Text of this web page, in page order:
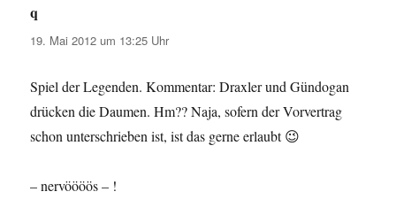
q
19. Mai 2012 um 13:25 Uhr
Spiel der Legenden. Kommentar: Draxler und Gündogan
drücken die Daumen. Hm?? Naja, sofern der Vorvertrag
schon unterschrieben ist, ist das gerne erlaubt 😉
– nervöööös – !